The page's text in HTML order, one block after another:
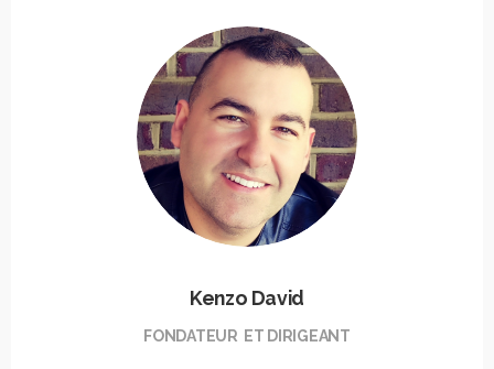
Kenzo David
FONDATEUR ET DIRIGEANT